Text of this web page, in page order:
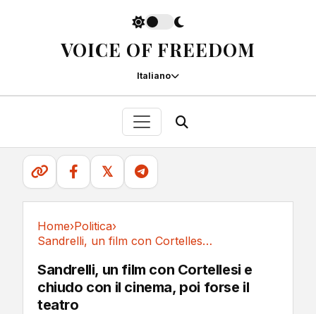
VOICE OF FREEDOM
Italiano
𝕏
Home›Politica›
Sandrelli, un film con Cortellesi e chiudo con...
Sandrelli, un film con Cortellesi e
chiudo con il cinema, poi forse il
teatro